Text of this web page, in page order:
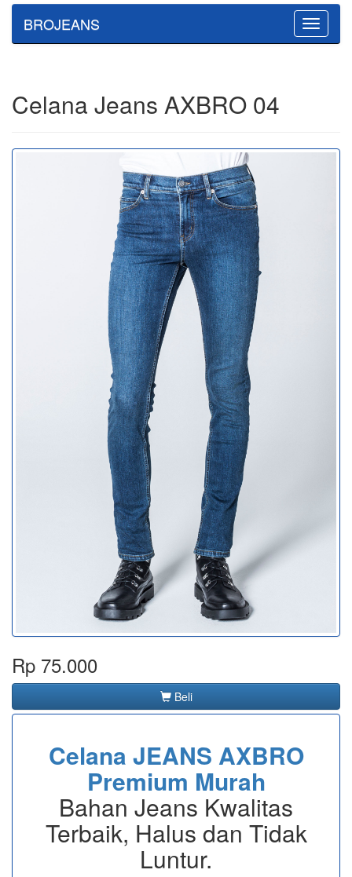
Toggle
BROJEANS
Celana Jeans AXBRO 04
Rp 75.000
Beli
Celana JEANS AXBRO
Premium Murah
Bahan Jeans Kwalitas
Terbaik, Halus dan Tidak
Luntur.